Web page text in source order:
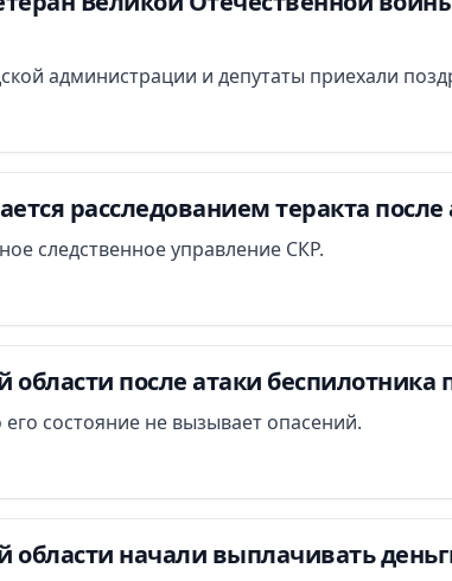
администрации и депутаты приехали
расследованием теракта
следственное управление СКР.
после атаки беспилотника
состояние не вызывает опасений.
области начали выплачивать